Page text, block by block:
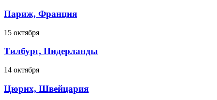
Париж, Франция
15 октября
Тилбург, Нидерланды
14 октября
Цюрих, Швейцария